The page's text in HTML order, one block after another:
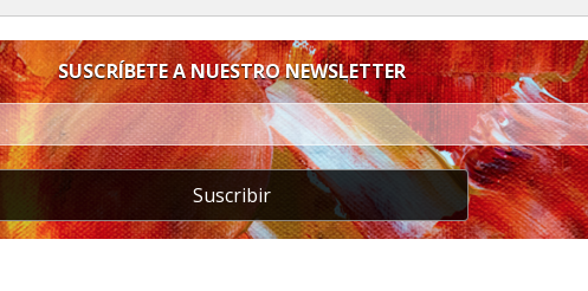
SUSCRÍBETE A NUESTRO NEWSLETTER
Suscribir